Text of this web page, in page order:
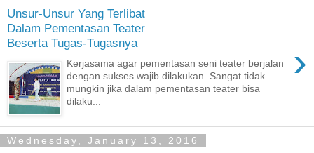
Unsur-Unsur Yang Terlibat
Dalam Pementasan Teater
Beserta Tugas-Tugasnya
›
Kerjasama agar pementasan seni teater berjalan
dengan sukses wajib dilakukan. Sangat tidak
mungkin jika dalam pementasan teater bisa
dilaku...
Wednesday, January 13, 2016